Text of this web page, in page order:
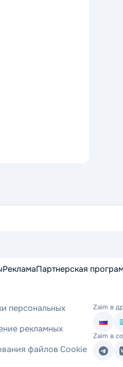
РекламаПартнерская
персональных
рекламных
файлов Cookie
Zaim в
Zaim в